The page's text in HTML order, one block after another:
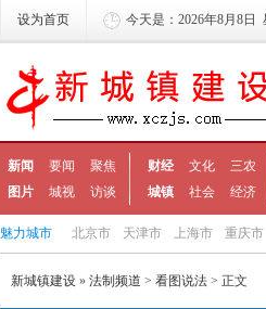
设为首页 今天是：2026年8月8日
新闻 要闻
聚焦
图片
城视 访谈
财经 文化
三农
城镇
社会 经济
魅力城市 北京市 天津市 上海市 重庆市
新城镇建设 » 法制频道 > 看图说法 > 正文